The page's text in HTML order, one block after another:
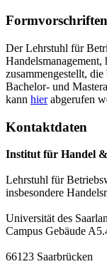
Formvorschriften
Der Lehrstuhl für
zusammengestellt,
Bachelor- und
kann hierabgerufen
Kontaktdaten
Institut für Handel
Lehrstuhl für
insbesondere
Universität des
Campus Gebäude
66123 Saarbrücken